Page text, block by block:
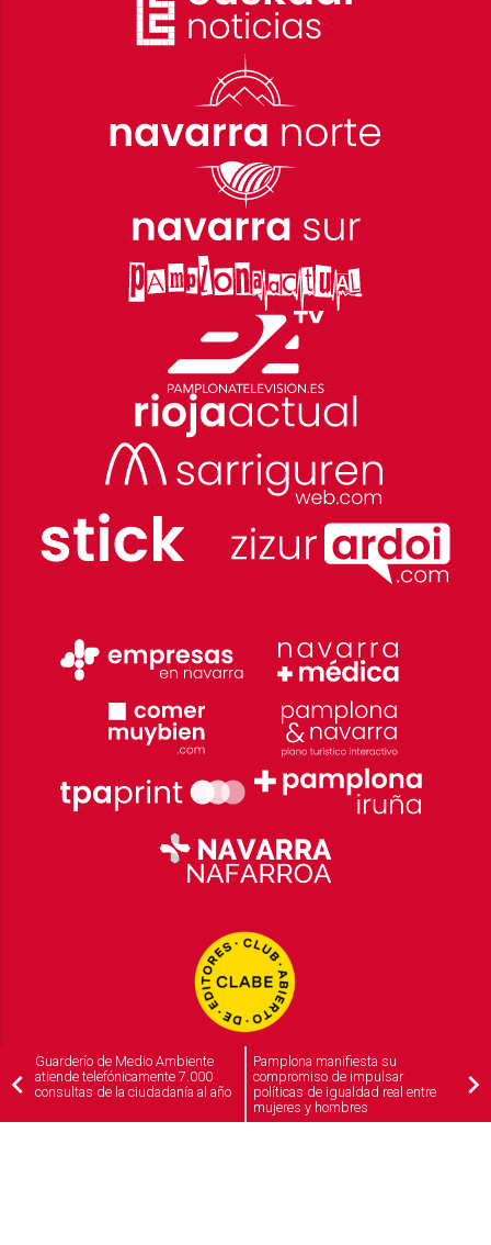
Guarderío de Medio Ambiente
atiende telefónicamente 7.000
consultas de la ciudadanía al año
Pamplona manifiesta su
compromiso de impulsar
políticas de igualdad real entre
mujeres y hombres